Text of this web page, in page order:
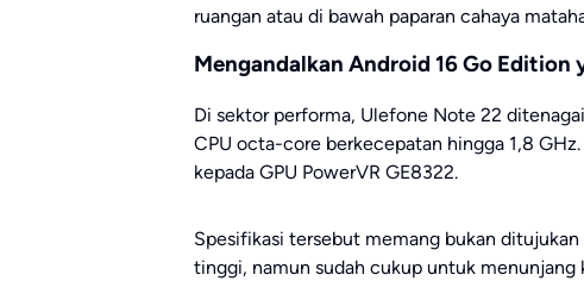
ruangan atau di bawah paparan cahaya
Mengandalkan Android 16 Go Edition
Di sektor performa, Ulefone Note 22
CPU octa-core berkecepatan hingga 1,8
kepada GPU PowerVR GE8322.
Spesifikasi tersebut memang bukan
tinggi, namun sudah cukup untuk